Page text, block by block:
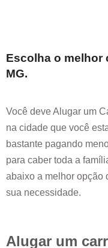
Escolha o melhor
MG.
Você deve Alugar um
na cidade que você
bastante pagando
para caber toda a
abaixo a melhor opção
sua necessidade.
Alugar um